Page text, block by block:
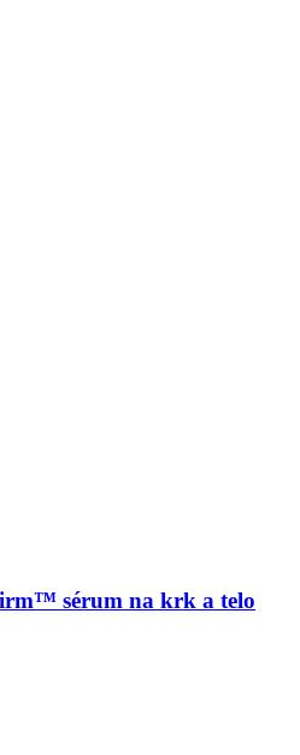
sérum na krk a telo